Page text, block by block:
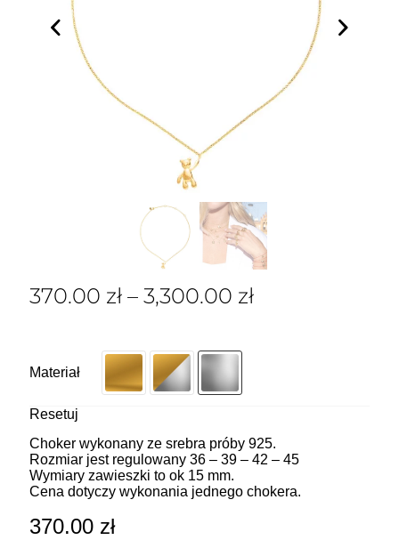
370.00 zł – 3,300.00 zł
Materiał
Resetuj
Choker wykonany ze srebra próby 925.
Rozmiar jest regulowany 36 – 39 – 42 – 45
Wymiary zawieszki to ok 15 mm.
Cena dotyczy wykonania jednego chokera.
370.00 zł